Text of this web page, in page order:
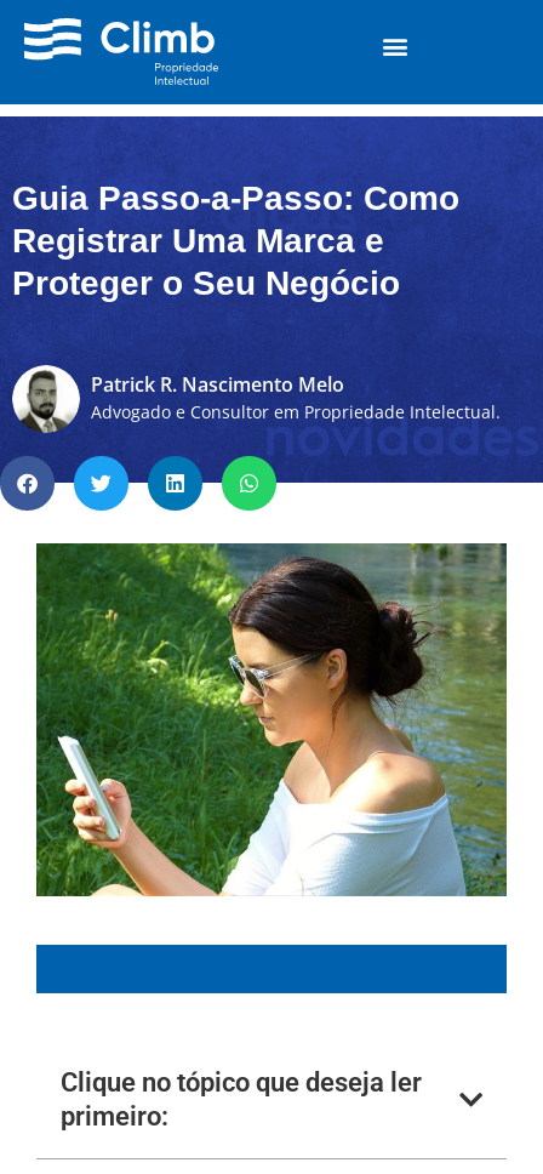
Guia Passo-a-Passo: Como
Registrar Uma Marca e
Proteger o Seu Negócio
Patrick R. Nascimento Melo
Advogado e Consultor em Propriedade Intelectual.
Clique no tópico que deseja ler
primeiro: